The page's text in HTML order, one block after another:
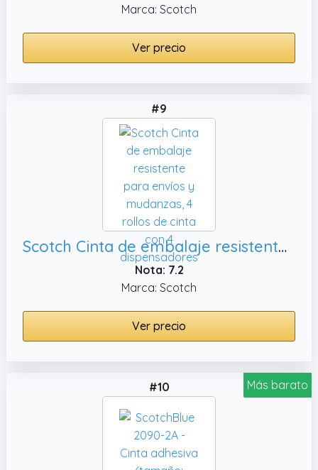
Marca: Scotch
Ver precio
#9
Scotch Cinta de embalaje resistente para envíos y mudanzas, 4 rollos de cinta con 4 dispensadores
Nota: 7.2
Marca: Scotch
Ver precio
Más barato
#10